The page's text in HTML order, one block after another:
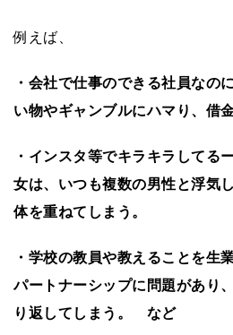
例えば、
・会社で仕事のできる社員なの
い物やギャンブルにハマり、借金
・インスタ等でキラキラしてる
女は、いつも複数の男性と浮気
体を重ねてしまう。
・学校の教員や教えることを生
パートナーシップに問題があり
り返してしまう。 など